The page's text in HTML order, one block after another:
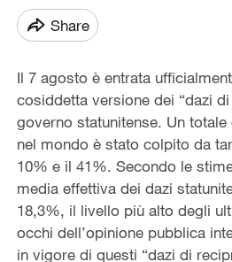
Share
Il 7 agosto è entrata
cosiddetta versione dei “dazi
governo statunitense. Un
nel mondo è stato colpito da
10% e il 41%. Secondo le
media effettiva dei dazi
18,3%, il livello più alto degli
occhi dell’opinione pubblica
in vigore di questi “dazi di